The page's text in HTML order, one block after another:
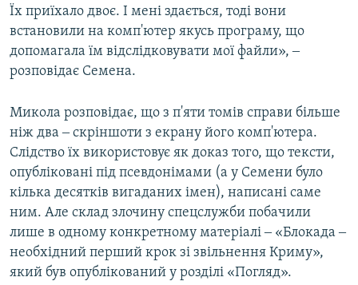
Їх приїхало двоє. І мені здається, тоді вони
встановили на комп'ютер якусь програму, що
допомагала їм відслідковувати мої файли», ‒
розповідає Семена.
Микола розповідає, що з п'яти томів справи більше
ніж два ‒ скріншоти з екрану його комп'ютера.
Слідство їх використовує як доказ того, що тексти,
опубліковані під псевдонімами (а у Семени було
кілька десятків вигаданих імен), написані саме
ним. Але склад злочину спецслужби побачили
лише в одному конкретному матеріалі ‒ «Блокада ‒
необхідний перший крок зі звільнення Криму»,
який був опублікований у розділі «Погляд».